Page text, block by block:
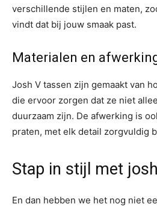
verschillende stijlen en maten,
vindt dat bij jouw smaak past.
Materialen en
Josh V tassen zijn gemaakt van
die ervoor zorgen dat ze niet
duurzaam zijn. De afwerking is
praten, met elk detail zorgvuldig
Stap in stijl met
En dan hebben we het nog niet